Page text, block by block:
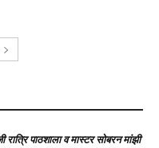
पाठशाला व मास्टर सोबरन मांझी